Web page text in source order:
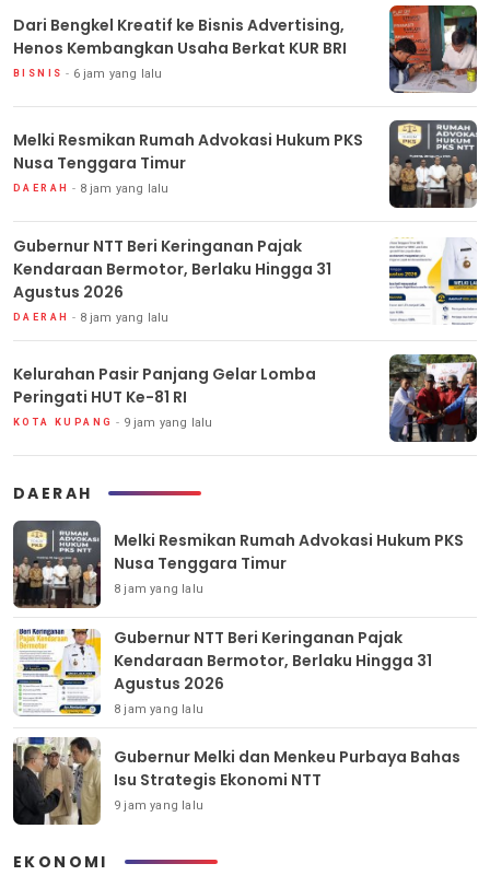
Dari Bengkel Kreatif ke Bisnis Advertising,
Henos Kembangkan Usaha Berkat KUR BRI
BISNIS 6 jam yang lalu
Melki Resmikan Rumah Advokasi Hukum PKS
Nusa Tenggara Timur
DAERAH 8 jam yang lalu
Gubernur NTT Beri Keringanan Pajak
Kendaraan Bermotor, Berlaku Hingga 31
Agustus 2026
DAERAH 8 jam yang lalu
Kelurahan Pasir Panjang Gelar Lomba
Peringati HUT Ke-81 RI
KOTA KUPANG 9 jam yang lalu
DAERAH
Melki Resmikan Rumah Advokasi Hukum PKS
Nusa Tenggara Timur
8 jam yang lalu
Gubernur NTT Beri Keringanan Pajak
Kendaraan Bermotor, Berlaku Hingga 31
Agustus 2026
8 jam yang lalu
Gubernur Melki dan Menkeu Purbaya Bahas
Isu Strategis Ekonomi NTT
9 jam yang lalu
EKONOMI